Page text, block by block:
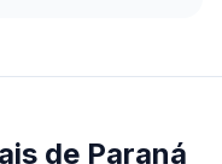
de Paraná